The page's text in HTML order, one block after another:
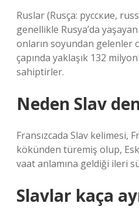
Ruslar (Rusça: русские,
genellikle Rusya’da
onların soyundan gelenler
çapında yaklaşık 132
sahiptirler.
Neden Slav
Fransızcada Slav kelimesi,
kökünden türemiş olup,
vaat anlamına geldiği ileri
Slavlar kaça